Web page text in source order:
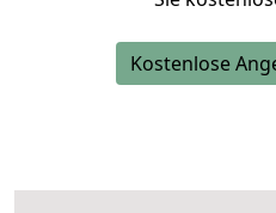
Kostenlose